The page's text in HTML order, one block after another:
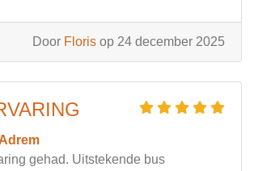
Door Floris op 24 december 2025
Adrem
gehad. Uitstekende bus